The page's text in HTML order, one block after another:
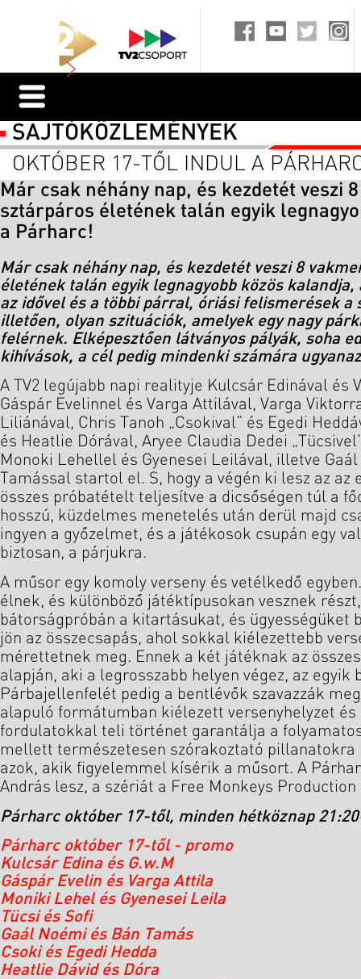
SAJTÓKÖZLEMÉNYEK
OKTÓBER 17-TŐL INDUL A
Már csak néhány nap, és kezdetét veszi
sztárpáros életének talán egyik
a Párharc!
Már csak néhány nap, és kezdetét veszi 8
életének talán egyik legnagyobb közös
az idővel és a többi párral, óriási felismerések a
illetően, olyan szituációk, amelyek egy nagy
felérnek. Elképesztően látványos pályák, soha
kihívások, a cél pedig mindenki számára
A TV2 legújabb napi realityje Kulcsár Edinával és
Gáspár Evelinnel és Varga Attilával, Varga
Liliánával, Chris Tanoh „Csokival” és Egedi
és Heatlie Dórával, Aryee Claudia Dedei
Monoki Lehellel és Gyenesei Leilával, illetve
Tamással startol el. S, hogy a végén ki lesz az az
összes próbatételt teljesítve a dicsőségen túl a
hosszú, küzdelmes menetelés után derül majd
ingyen a győzelmet, és a játékosok csupán egy
biztosan, a párjukra.
A műsor egy komoly verseny és vetélkedő
élnek, és különböző játéktípusokan vesznek
bátorságpróbán a kitartásukat, és ügyességüket
jön az összecsapás, ahol sokkal kiélezettebb
mérettetnek meg. Ennek a két játéknak az
alapján, aki a legrosszabb helyen végez, az egyik
Párbajellenfelét pedig a bentlévők szavazzák
alapuló formátumban kiélezett versenyhelyzet
fordulatokkal teli történet garantálja a
mellett természetesen szórakoztató pillanatokra
azok, akik figyelemmel kísérik a műsort. A
András lesz, a szériát a Free Monkeys Production
Párharc október 17-től, minden hétköznap
Párharc október 17-től - promo
Kulcsár Edina és G.w.M
Gáspár Evelin és Varga Attila
Moniki Lehel és Gyenesei Leila
Tücsi és Sofi
Gaál Noémi és Bán Tamás
Csoki és Egedi Hedda
Heatlie Dávid és Dóra